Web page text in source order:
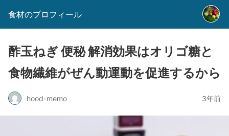
食材のプロフィール
酢玉ねぎ 便秘 解消効果はオリゴ糖と
食物繊維がぜん動運動を促進するから
hood-memo 3年前